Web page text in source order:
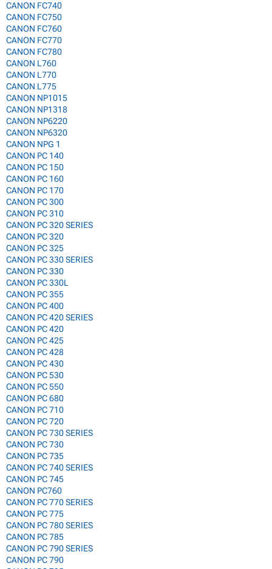
CANON FC740
CANON FC750
CANON FC760
CANON FC770
CANON FC780
CANON L760
CANON L770
CANON L775
CANON NP1015
CANON NP1318
CANON NP6220
CANON NP6320
CANON NPG 1
CANON PC 140
CANON PC 150
CANON PC 160
CANON PC 170
CANON PC 300
CANON PC 310
CANON PC 320 SERIES
CANON PC 320
CANON PC 325
CANON PC 330 SERIES
CANON PC 330
CANON PC 330L
CANON PC 355
CANON PC 400
CANON PC 420 SERIES
CANON PC 420
CANON PC 425
CANON PC 428
CANON PC 430
CANON PC 530
CANON PC 550
CANON PC 680
CANON PC 710
CANON PC 720
CANON PC 730 SERIES
CANON PC 730
CANON PC 735
CANON PC 740 SERIES
CANON PC 745
CANON PC760
CANON PC 770 SERIES
CANON PC 775
CANON PC 780 SERIES
CANON PC 785
CANON PC 790 SERIES
CANON PC 790